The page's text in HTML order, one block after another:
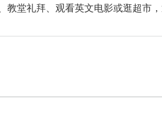
教堂礼拜、观看英文电影或逛超市